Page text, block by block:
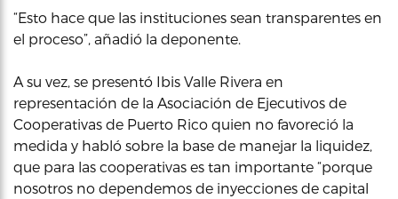
“Esto hace que las instituciones sean transparentes en
el proceso”, añadió la deponente.
A su vez, se presentó Ibis Valle Rivera en
representación de la Asociación de Ejecutivos de
Cooperativas de Puerto Rico quien no favoreció la
medida y habló sobre la base de manejar la liquidez,
que para las cooperativas es tan importante “porque
nosotros no dependemos de inyecciones de capital